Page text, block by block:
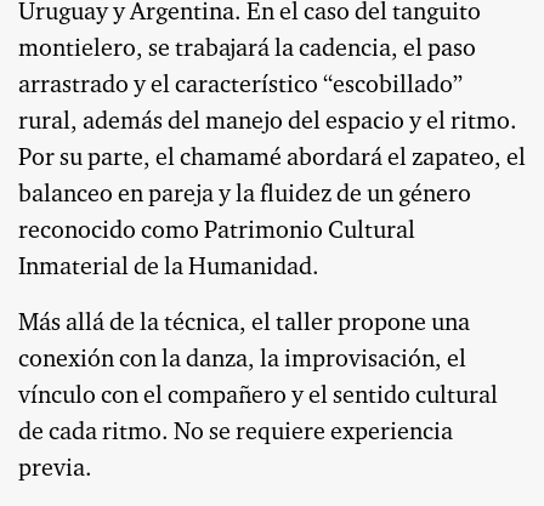
Uruguay y Argentina. En el caso del tanguito
montielero, se trabajará la cadencia, el paso
arrastrado y el característico “escobillado”
rural, además del manejo del espacio y el ritmo.
Por su parte, el chamamé abordará el zapateo, el
balanceo en pareja y la fluidez de un género
reconocido como Patrimonio Cultural
Inmaterial de la Humanidad.
Más allá de la técnica, el taller propone una
conexión con la danza, la improvisación, el
vínculo con el compañero y el sentido cultural
de cada ritmo. No se requiere experiencia
previa.